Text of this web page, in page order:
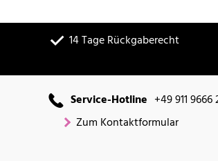
14 Tage Rückgaberecht
Service-Hotline +49 911 9666
Zum Kontaktformular